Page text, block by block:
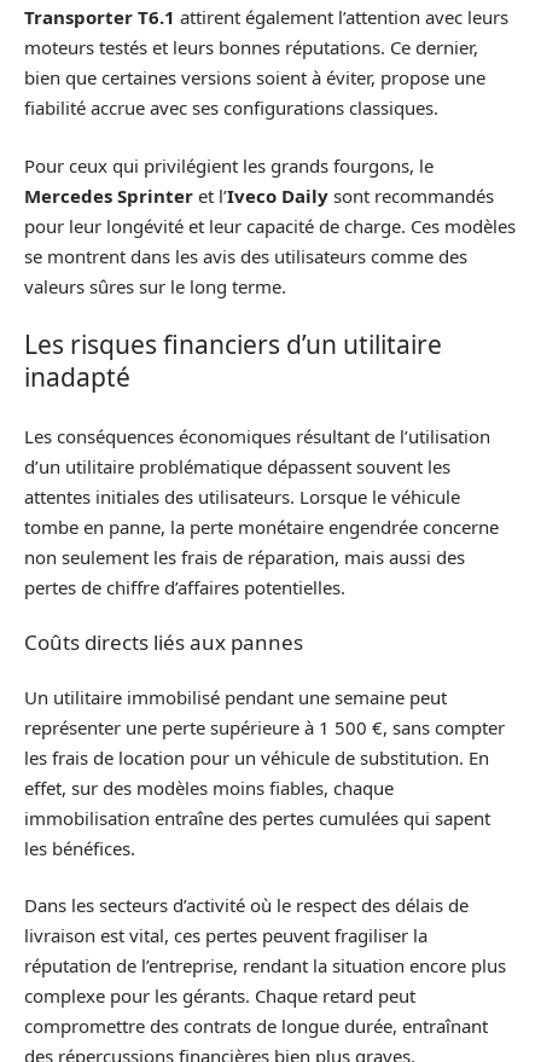
Transporter T6.1 attirent également l’attention avec leurs
moteurs testés et leurs bonnes réputations. Ce dernier,
bien que certaines versions soient à éviter, propose une
fiabilité accrue avec ses configurations classiques.
Pour ceux qui privilégient les grands fourgons, le
Mercedes Sprinter et l’Iveco Daily sont recommandés
pour leur longévité et leur capacité de charge. Ces modèles
se montrent dans les avis des utilisateurs comme des
valeurs sûres sur le long terme.
Les risques financiers d’un utilitaire
inadapté
Les conséquences économiques résultant de l’utilisation
d’un utilitaire problématique dépassent souvent les
attentes initiales des utilisateurs. Lorsque le véhicule
tombe en panne, la perte monétaire engendrée concerne
non seulement les frais de réparation, mais aussi des
pertes de chiffre d’affaires potentielles.
Coûts directs liés aux pannes
Un utilitaire immobilisé pendant une semaine peut
représenter une perte supérieure à 1 500 €, sans compter
les frais de location pour un véhicule de substitution. En
effet, sur des modèles moins fiables, chaque
immobilisation entraîne des pertes cumulées qui sapent
les bénéfices.
Dans les secteurs d’activité où le respect des délais de
livraison est vital, ces pertes peuvent fragiliser la
réputation de l’entreprise, rendant la situation encore plus
complexe pour les gérants. Chaque retard peut
compromettre des contrats de longue durée, entraînant
des répercussions financières bien plus graves.